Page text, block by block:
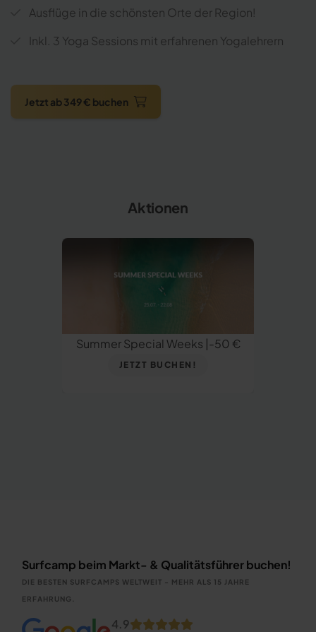
Ausflüge in die schönsten Orte der Region!
Inkl. 3 Yoga Sessions mit erfahrenen Yogalehrern
Jetzt ab 349 € buchen
Aktionen
Summer Special Weeks |-50 €
JETZT BUCHEN!
Surfcamp beim Markt- & Qualitätsführer buchen!
DIE BESTEN SURFCAMPS WELTWEIT - MEHR ALS 15 JAHRE
ERFAHRUNG.
4.9